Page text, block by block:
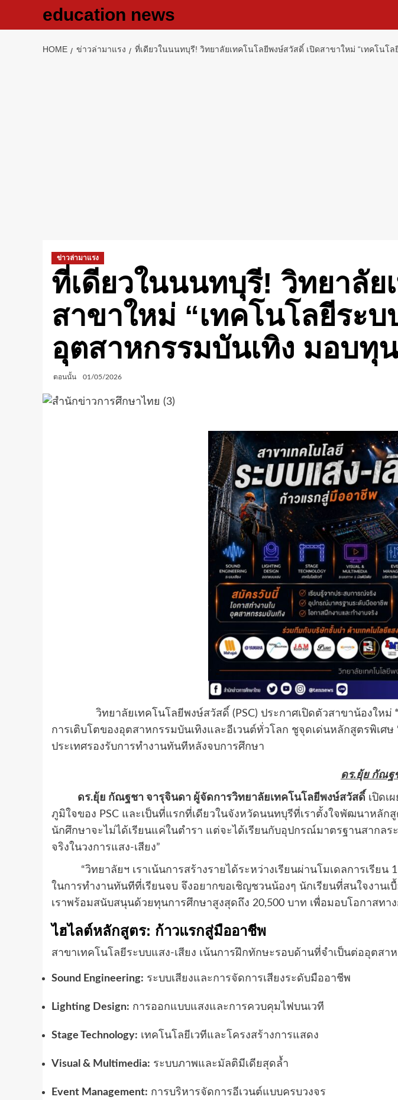
education news
HOME ข่าวล่ามาแรง ที่เดียวในนนทบุรี! วิทยาลัยเทคโนโลยีพงษ์สวัสดิ์ เปิดสาขาใหม่ “เทคโนโ
ข่าวล่ามาแรง
ที่เดียวในนนทบุรี! วิทยาลัย
สาขาใหม่ “เทคโนโลยีระ
อุตสาหกรรมบันเทิง มอบทุ
ตอนนั้น 01/05/2026
วิทยาลัยเทคโนโลยีพงษ์สวัสดิ์ (PSC) ประกาศเปิดตัวสาขาน้องใหม่
การเติบโตของอุตสาหกรรมบันเทิงและอีเวนต์ทั่วโลก ชูจุดเด่นหลักสูตรพิเศ
ประเทศรองรับการทำงานทันทีหลังจบการศึกษา
ดร.ยุ้ย กัณฐ
ดร.ยุ้ย กัณฐชา จารุจินดา ผู้จัดการวิทยาลัยเทคโนโลยีพงษ์สวัสดิ์ เปิดเ
ภูมิใจของ PSC และเป็นที่แรกที่เดียวในจังหวัดนนทบุรีที่เราตั้งใจพัฒนาหลั
นักศึกษาจะไม่ได้เรียนแค่ในตำรา แต่จะได้เรียนกับอุปกรณ์มาตรฐานสากล
จริงในวงการแสง-เสียง”
“วิทยาลัยฯ เราเน้นการสร้างรายได้ระหว่างเรียนผ่านโมเดลการเรียน
ในการทำงานทันทีที่เรียนจบ จึงอยากขอเชิญชวนน้องๆ นักเรียนที่สนใจงานเ
เราพร้อมสนับสนุนด้วยทุนการศึกษาสูงสุดถึง 20,500 บาท เพื่อมอบโอกาสท
ไฮไลต์หลักสูตร: ก้าวแรกสู่มืออาชีพ
สาขาเทคโนโลยีระบบแสง-เสียง เน้นการฝึกทักษะรอบด้านที่จำเป็นต่ออุตสา
Sound Engineering: ระบบเสียงและการจัดการเสียงระดับมืออาชีพ
Lighting Design: การออกแบบแสงและการควบคุมไฟบนเวที
Stage Technology: เทคโนโลยีเวทีและโครงสร้างการแสดง
Visual & Multimedia: ระบบภาพและมัลติมีเดียสุดล้ำ
Event Management: การบริหารจัดการอีเวนต์แบบครบวงจร